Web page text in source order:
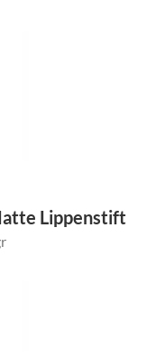
Lippenstift